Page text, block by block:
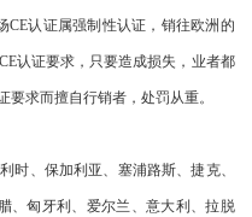
CE认证属强制性认证，销往欧洲的
认证要求，只要造成损失，业者都
要求而擅自行销者，处罚从重。
时、保加利亚、塞浦路斯、捷克、
、匈牙利、爱尔兰、意大利、拉脱